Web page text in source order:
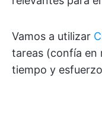
Vamos a utilizar
tareas (confía en
tiempo y